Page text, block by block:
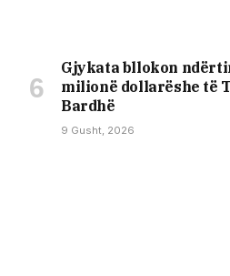
Gjykata bllokon
milionë dollarëshe të
Bardhë
9 Gusht, 2026